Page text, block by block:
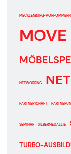
MECKLENBURG-VORPOMMERN
NETWORKING
PARTNERSCHAFT
SEMINAR SILBERMEDALLIE
TURBO-